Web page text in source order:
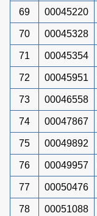
69 00045220
70 00045328
71 00045354
72 00045951
73 00046558
74 00047867
75 00049892
76 00049957
77 00050476
78 00051088